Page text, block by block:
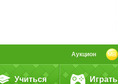
Аукцион
Учиться Играть